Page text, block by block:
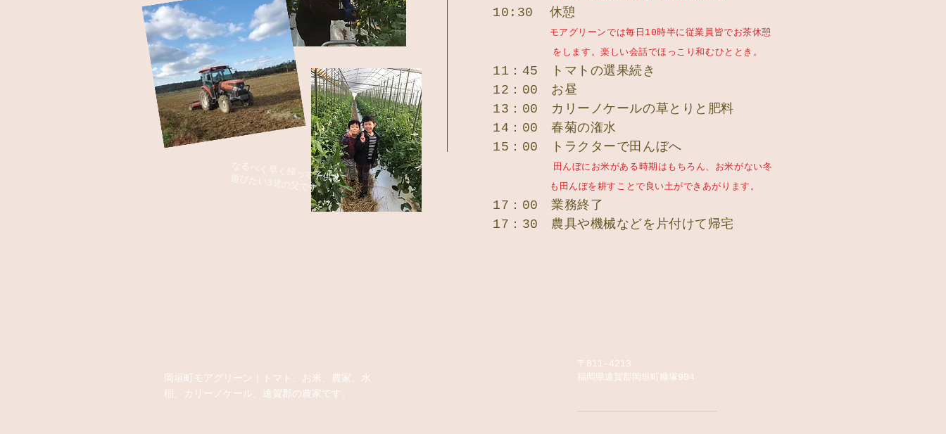
​なるべく早く帰って子供と遊びたい3児の父です。
10:30 休憩
モアグリーンでは毎日10時半に従業員皆でお茶休憩
をします。楽しい会話でほっこり和むひととき。
11：45 トマトの選果続き
12：00 お昼
13：00 カリーノケールの草とりと肥料
14：00 春菊の潅水
15：00 トラクターで田んぼへ
田んぼにお米がある時期はもちろん、お米がない冬
も田んぼを耕すことで良い土ができあがります。
17：00 業務終了
​17：30 農具や機械などを片付けて帰宅
岡垣町モアグリーン｜トマト、お米、農家、水
稲、カリーノケール、遠賀郡の農家です。
〒811-4213​
​福岡県遠賀郡岡垣町糠塚904